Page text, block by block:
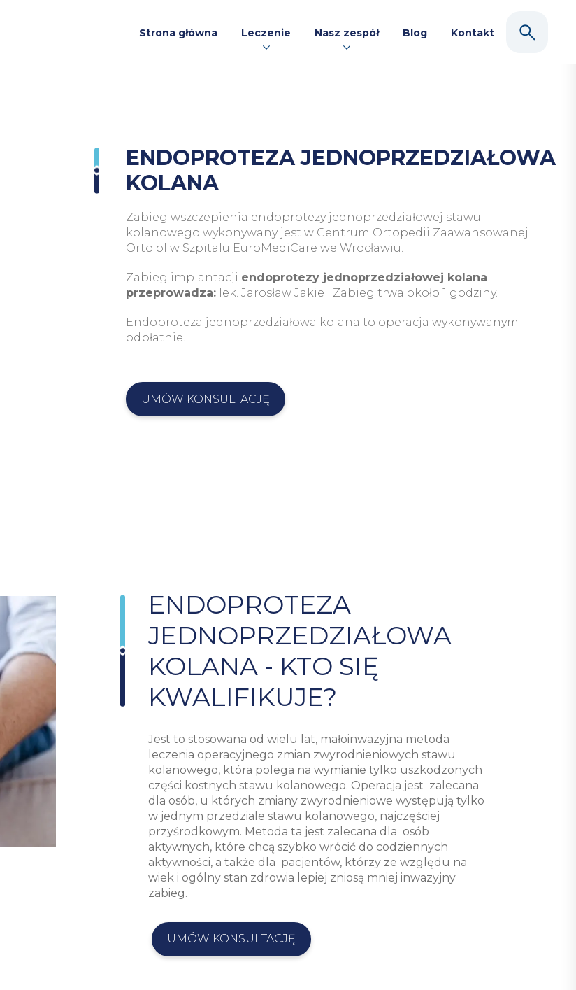
Strona główna Leczenie Nasz zespół Blog Kontakt
ENDOPROTEZA JEDNOPRZEDZIAŁOWA
KOLANA
Zabieg wszczepienia endoprotezy jednoprzedziałowej stawu
kolanowego wykonywany jest w Centrum Ortopedii Zaawansowanej
Orto.pl w Szpitalu EuroMediCare we Wrocławiu.
Zabieg implantacji endoprotezy jednoprzedziałowej kolana
przeprowadza: lek. Jarosław Jakiel . Zabieg trwa około 1 godziny.
Endoproteza jednoprzedziałowa kolana to operacja wykonywanym
odpłatnie.
UMÓW KONSULTACJĘ
ENDOPROTEZA
JEDNOPRZEDZIAŁOWA
KOLANA - KTO SIĘ
KWALIFIKUJE?
Jest to stosowana od wielu lat, małoinwazyjna metoda
leczenia operacyjnego zmian zwyrodnieniowych stawu
kolanowego, która polega na wymianie tylko uszkodzonych
części kostnych stawu kolanowego. Operacja jest zalecana
dla osób, u których zmiany zwyrodnieniowe występują tylko
w jednym przedziale stawu kolanowego, najczęściej
przyśrodkowym. Metoda ta jest zalecana dla osób
aktywnych, które chcą szybko wrócić do codziennych
aktywności, a także dla pacjentów, którzy ze względu na
wiek i ogólny stan zdrowia lepiej zniosą mniej inwazyjny
zabieg.
UMÓW KONSULTACJĘ